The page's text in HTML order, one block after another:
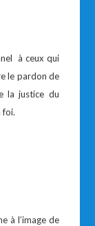
à ceux qui
le pardon de
la justice du
foi.
à l’image de